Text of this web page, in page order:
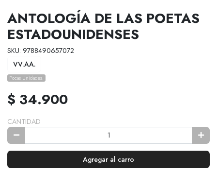
ANTOLOGÍA DE LAS POETAS
ESTADOUNIDENSES
SKU: 9788490657072
VV.AA.
Pocas Unidades.
$ 34.900
CANTIDAD
Agregar al carro